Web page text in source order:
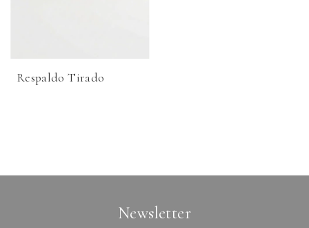
Respaldo Tirado
Newsletter